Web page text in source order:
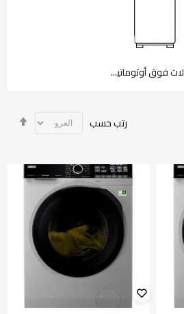
غسالات فوق أوتوماتيك
رتب حسب